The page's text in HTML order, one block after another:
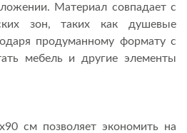
Материал совпадает с
зон, таких как душевые
продуманному формату с
мебель и другие элементы
см позволяет экономить на